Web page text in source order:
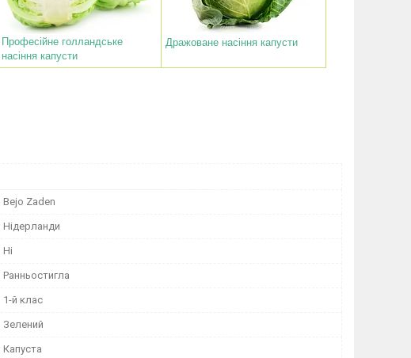
Професійне голландське
насіння капусти
Дражоване насіння капусти
Bejo Zaden
Нідерланди
Ні
Ранньостигла
1-й клас
Зелений
Капуста